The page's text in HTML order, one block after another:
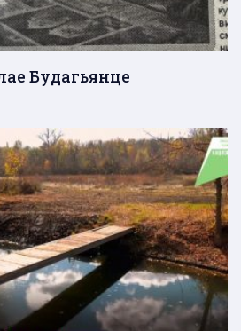
Будагьянце